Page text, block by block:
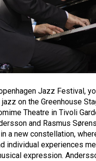
Jazz Festival,
on the Greenhouse
Theatre in Tivoli
and Rasmus
a new constellation,
individual experiences
expression.